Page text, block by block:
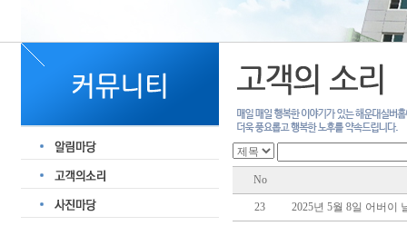
No
23 2025년 5월 8일 어버이